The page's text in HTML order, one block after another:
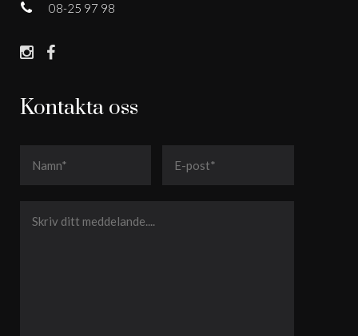
Kontakta oss
08-25 97 98